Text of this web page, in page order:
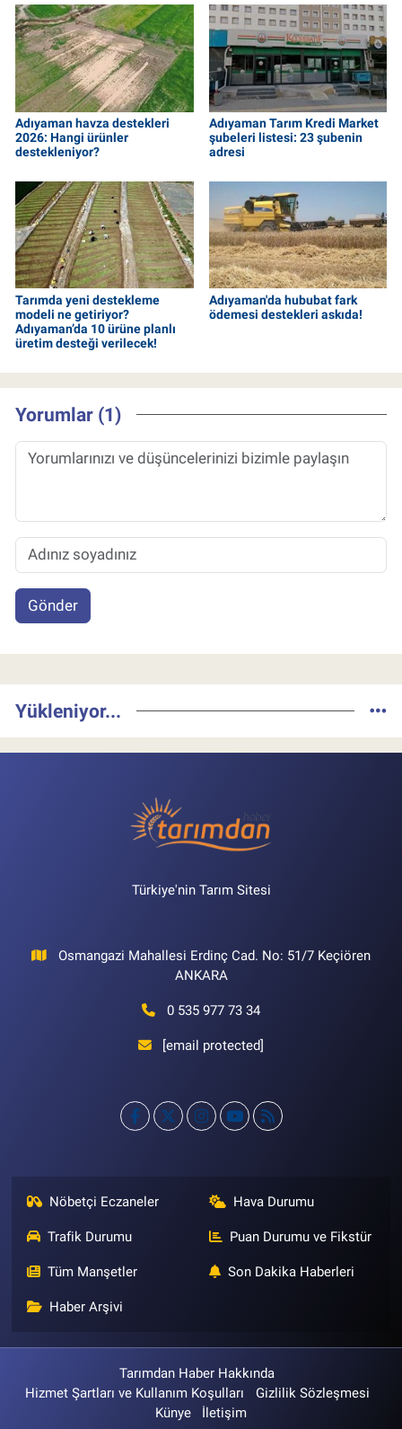
Adıyaman havza destekleri
2026: Hangi ürünler
destekleniyor?
Adıyaman Tarım Kredi Market
şubeleri listesi: 23 şubenin
adresi
Tarımda yeni destekleme
modeli ne getiriyor?
Adıyaman’da 10 ürüne planlı
üretim desteği verilecek!
Adıyaman'da hububat fark
ödemesi destekleri askıda!
Yorumlar (1)
Gönder
Yükleniyor...
Türkiye'nin Tarım Sitesi
Osmangazi Mahallesi Erdinç Cad. No: 51/7 Keçiören
ANKARA
0 535 977 73 34
[email protected]
Nöbetçi Eczaneler Hava Durumu
Trafik Durumu Puan Durumu ve Fikstür
Tüm Manşetler Son Dakika Haberleri
Haber Arşivi
Tarımdan Haber Hakkında
Hizmet Şartları ve Kullanım Koşulları
Gizlilik Sözleşmesi
Künye
İletişim